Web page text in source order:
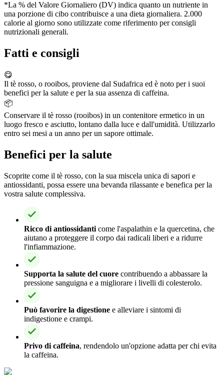
*La % del Valore Giornaliero (DV) indica quanto un nutriente in
una porzione di cibo contribuisce a una dieta giornaliera. 2.000
calorie al giorno sono utilizzate come riferimento per consigli
nutrizionali generali.
Fatti e consigli
😋
Il tè rosso, o rooibos, proviene dal Sudafrica ed è noto per i suoi
benefici per la salute e per la sua assenza di caffeina.
📦
Conservare il tè rosso (rooibos) in un contenitore ermetico in un
luogo fresco e asciutto, lontano dalla luce e dall'umidità. Utilizzarlo
entro sei mesi a un anno per un sapore ottimale.
Benefici per la salute
Scoprite come il tè rosso, con la sua miscela unica di sapori e
antiossidanti, possa essere una bevanda rilassante e benefica per la
vostra salute complessiva.
Ricco di antiossidanti come l'aspalathin e la quercetina, che
aiutano a proteggere il corpo dai radicali liberi e a ridurre
l'infiammazione.
Supporta la salute del cuore contribuendo a abbassare la
pressione sanguigna e a migliorare i livelli di colesterolo.
Può favorire la digestione e alleviare i sintomi di
indigestione e crampi.
Privo di caffeina, rendendolo un'opzione adatta per chi evita
la caffeina.